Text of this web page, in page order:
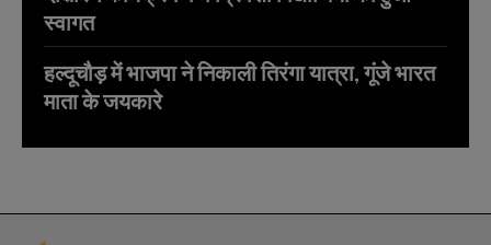
स्वागत
हल्दूचौड़ में भाजपा ने निकाली तिरंगा यात्रा, गूंजे भारत
माता के जयकारे